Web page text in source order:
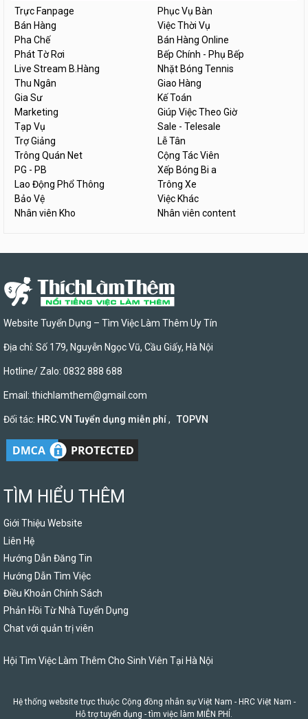
Trực Fanpage
Phục Vụ Bàn
Bán Hàng
Việc Thời Vụ
Pha Chế
Bán Hàng Online
Phát Tờ Rơi
Bếp Chính - Phụ Bếp
Live Stream B.Hàng
Nhặt Bóng Tennis
Thu Ngân
Giao Hàng
Gia Sư
Kế Toán
Marketing
Giúp Việc Theo Giờ
Tạp Vụ
Sale - Telesale
Trợ Giảng
Lễ Tân
Trông Quán Net
Cộng Tác Viên
PG - PB
Xếp Bóng Bi a
Lao Động Phổ Thông
Trông Xe
Bảo Vệ
Việc Khác
Nhân viên Kho
Nhân viên content
Website Tuyển Dụng – Tìm Việc Làm Thêm Uy Tín
Địa chỉ: Số 179, Nguyễn Ngọc Vũ, Cầu Giấy, Hà Nội
Hotline/ Zalo: 0832 888 688
Email: thichlamthem@gmail.com
Đối tác: HRC.VN Tuyển dụng miễn phí, TOPVN
TÌM HIỂU THÊM
Giới Thiệu Website
Liên Hệ
Hướng Dẫn Đăng Tin
Hướng Dẫn Tìm Việc
Điều Khoản Chính Sách
Phản Hồi Từ Nhà Tuyển Dụng
Chat với quản trị viên
Hội Tìm Việc Làm Thêm Cho Sinh Viên Tại Hà Nội
Hệ thống website trực thuộc Cộng đồng nhân sự Việt Nam - HRC Việt Nam -
Hỗ trợ tuyển dụng - tìm việc làm MIỄN PHÍ.